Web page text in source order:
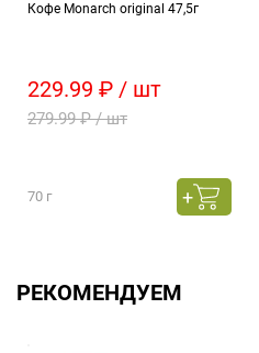
Кофе Monarch original 47,5г
229.99 ₽ / шт
279.99 ₽ / шт
70 г
РЕКОМЕНДУЕМ